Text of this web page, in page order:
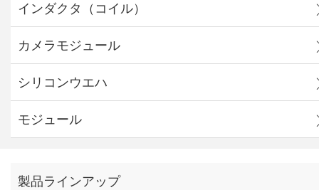
インダクタ（コイル）
カメラモジュール
シリコンウエハ
モジュール
製品ラインアップ